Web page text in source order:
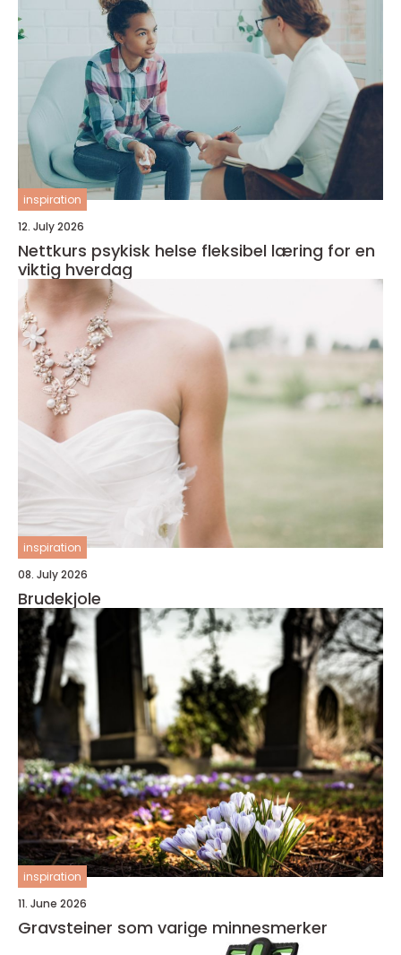
inspiration
12. July 2026
Nettkurs psykisk helse fleksibel læring for en
viktig hverdag
inspiration
08. July 2026
Brudekjole
inspiration
11. June 2026
Gravsteiner som varige minnesmerker